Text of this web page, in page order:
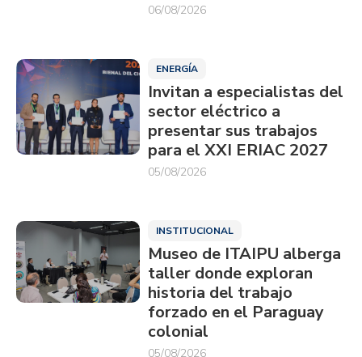
06/08/2026
ENERGÍA
Invitan a especialistas del
sector eléctrico a
presentar sus trabajos
para el XXI ERIAC 2027
05/08/2026
INSTITUCIONAL
Museo de ITAIPU alberga
taller donde exploran
historia del trabajo
forzado en el Paraguay
colonial
05/08/2026